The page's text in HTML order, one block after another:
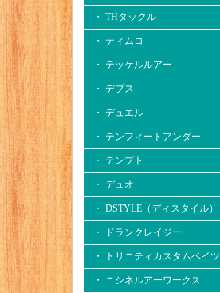
・ THタックル
・ ティムコ
・ テッケルルアー
・ デプス
・ デュエル
・ テンフィートアンダー
・ テンプト
・ デュオ
・ DSTYLE（ディスタイル）
・ ドランクレイジー
・ トリニティカスタムベイツ
・ ニシネルアーワークス